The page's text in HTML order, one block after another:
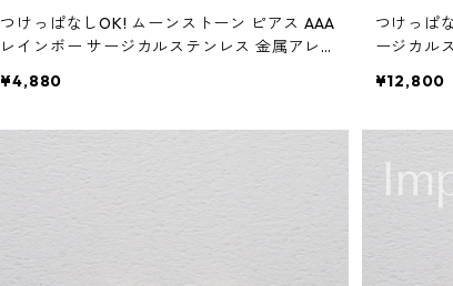
つけっぱなしOK! ムーンストーン ピアス AAA
レインボー サージカルステンレス 金属アレ
ンジュエリー
¥4,880
つけっぱ
ージカル
¥12,800